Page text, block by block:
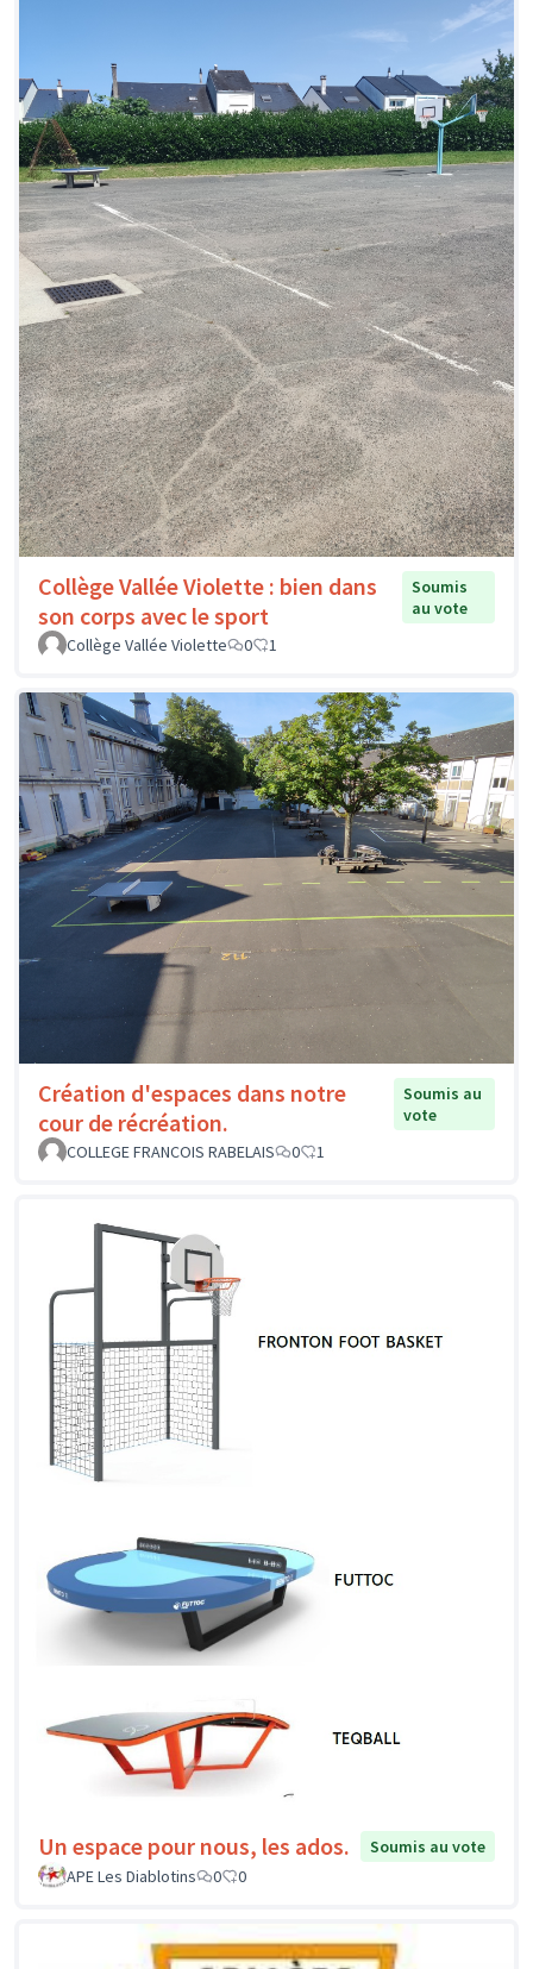
Collège Vallée Violette : bien dans
son corps avec le sport
Soumis
au vote
Collège Vallée Violette
0 1
Création d'espaces dans notre
cour de récréation.
Soumis au
vote
COLLEGE FRANCOIS RABELAIS
0 1
Un espace pour nous, les ados.
Soumis au vote
APE Les Diablotins
0 0